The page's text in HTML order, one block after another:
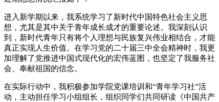
进入新学期以来，我系统学习了新时代中国特色社会主义思
想，尤其是其中关于青年成长成才的重要论述。我深刻认识
到，新时代青年只有将个人理想与民族复兴伟业相结合，才能
真正实现人生价值。在学习党的二十届三中全会精神时，我更
加理解了党推进中国式现代化的宏伟蓝图，也坚定了我服务社
会、奉献祖国的信念。
在实际行动中，我积极参加学院党课培训和“青年学习社”活
动，主动担任学习小组组长，组织同学们共同研读《中国共产